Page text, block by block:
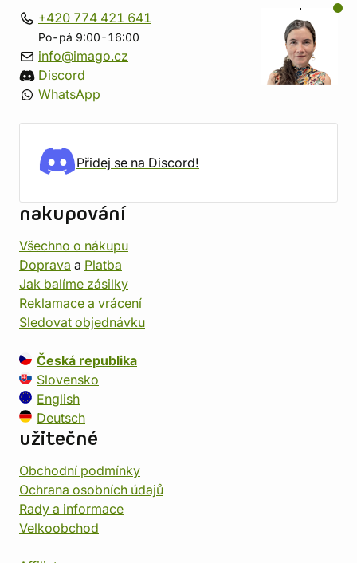
+420 774 421 641
Po-pá 9:00-16:00
info@imago.cz
Discord
WhatsApp
Přidej se na Discord!
nakupování
Všechno o nákupu
Doprava a Platba
Jak balíme zásilky
Reklamace a vrácení
Sledovat objednávku
Česká republika
Slovensko
English
Deutsch
užitečné
Obchodní podmínky
Ochrana osobních údajů
Rady a informace
Velkoobchod